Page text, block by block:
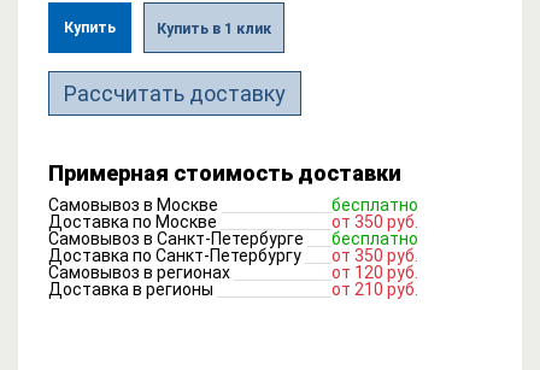
Купить Купить в 1 клик
Рассчитать доставку
Примерная стоимость доставки
Самовывоз в Москве
бесплатно
Доставка по Москве
от 350 руб.
Самовывоз в Санкт-Петербурге
бесплатно
Доставка по Санкт-Петербургу
от 350 руб.
Самовывоз в регионах
от 120 руб.
Доставка в регионы
от 210 руб.